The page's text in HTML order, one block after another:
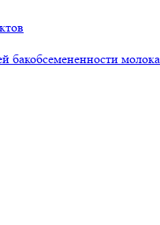
бакобсемененности молока